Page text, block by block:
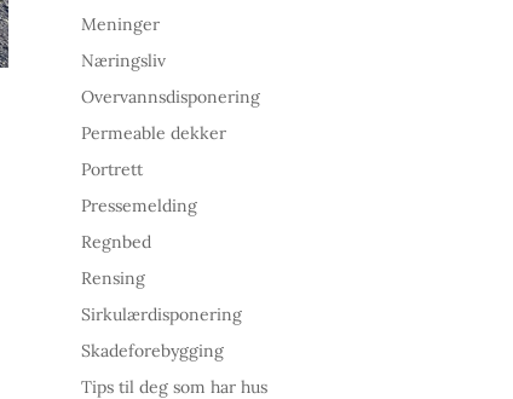
Meninger
Næringsliv
Overvannsdisponering
Permeable dekker
Portrett
Pressemelding
Regnbed
Rensing
Sirkulærdisponering
Skadeforebygging
Tips til deg som har hus